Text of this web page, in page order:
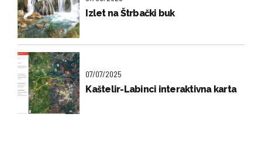
Izlet na Štrbački buk
07/07/2025
Kaštelir-Labinci interaktivna karta